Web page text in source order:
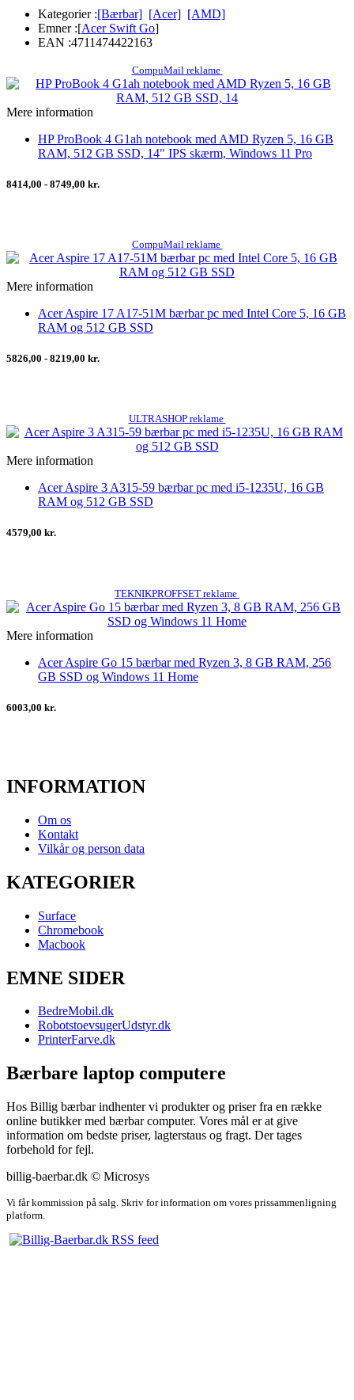
Kategorier :[Bærbar] [Acer] [AMD]
Emner :[Acer Swift Go]
EAN :4711474422163
CompuMail reklame
Mere information
HP ProBook 4 G1ah notebook med AMD Ryzen 5, 16 GB
RAM, 512 GB SSD, 14" IPS skærm, Windows 11 Pro
8414,00 - 8749,00 kr.
CompuMail reklame
Mere information
Acer Aspire 17 A17-51M bærbar pc med Intel Core 5, 16 GB
RAM og 512 GB SSD
5826,00 - 8219,00 kr.
ULTRASHOP reklame
Mere information
Acer Aspire 3 A315-59 bærbar pc med i5-1235U, 16 GB
RAM og 512 GB SSD
4579,00 kr.
TEKNIKPROFFSET reklame
Mere information
Acer Aspire Go 15 bærbar med Ryzen 3, 8 GB RAM, 256
GB SSD og Windows 11 Home
6003,00 kr.
INFORMATION
Om os
Kontakt
Vilkår og person data
KATEGORIER
Surface
Chromebook
Macbook
EMNE SIDER
BedreMobil.dk
RobotstoevsugerUdstyr.dk
PrinterFarve.dk
Bærbare laptop computere
Hos Billig bærbar indhenter vi produkter og priser fra en række
online butikker med bærbar computer. Vores mål er at give
information om bedste priser, lagterstaus og fragt. Der tages
forbehold for fejl.
billig-baerbar.dk © Microsys
Vi får kommission på salg. Skriv for information om vores prissammenligning
platform.